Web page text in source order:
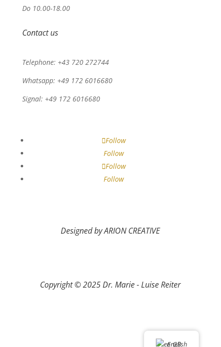
Do 10.00-18.00
Contact us
Telephone: +43 720 272744
Whatsapp: +49 172 6016680
Signal: +49 172 6016680
Follow
Follow
Follow
Follow
Designed by ARION CREATIVE
Copyright © 2025 Dr. Marie - Luise Reiter
English